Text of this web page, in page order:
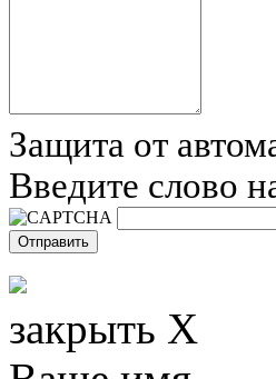
Защита от
Введите слово
закрыть X